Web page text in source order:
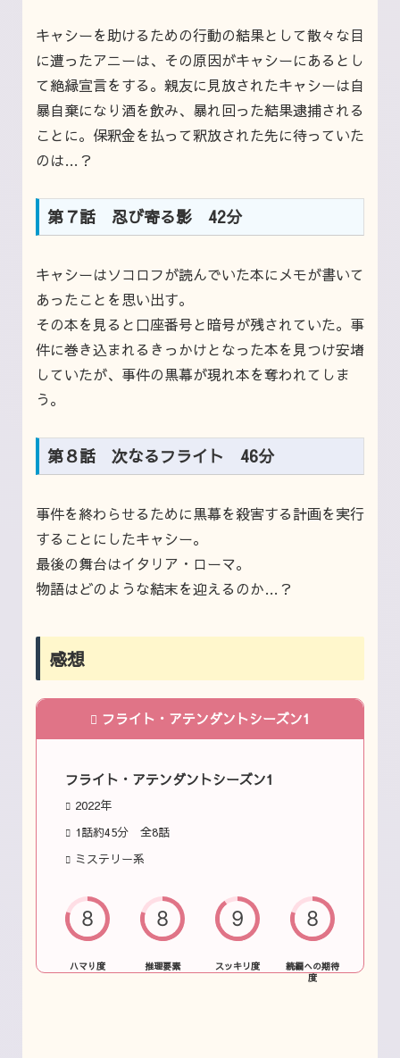
キャシーを助けるための行動の結果として散々な目
に遭ったアニーは、その原因がキャシーにあるとし
て絶縁宣言をする。親友に見放されたキャシーは自
暴自棄になり酒を飲み、暴れ回った結果逮捕される
ことに。保釈金を払って釈放された先に待っていた
のは…？
第７話 忍び寄る影 42分
キャシーはソコロフが読んでいた本にメモが書いて
あったことを思い出す。
その本を見ると口座番号と暗号が残されていた。事
件に巻き込まれるきっかけとなった本を見つけ安堵
していたが、事件の黒幕が現れ本を奪われてしま
う。
第８話 次なるフライト 46分
事件を終わらせるために黒幕を殺害する計画を実行
することにしたキャシー。
最後の舞台はイタリア・ローマ。
物語はどのような結末を迎えるのか…？
感想
フライト・アテンダントシーズン1
フライト・アテンダントシーズン1
2022年
1話約45分 全8話
ミステリー系
8
ハマり度
8
推理要素
9
スッキリ度
8
続編への期待
度